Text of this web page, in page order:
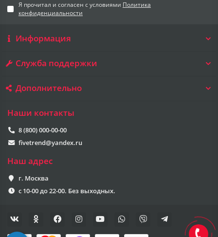
Я прочитал и согласен с условиями Политика
конфиденциальности
Информация
Служба поддержки
Дополнительно
Наши контакты
8 (800) 000-00-00
fivetrend@yandex.ru
Наш адрес
г. Москва
с 10-00 до 22-00. Без выходных.